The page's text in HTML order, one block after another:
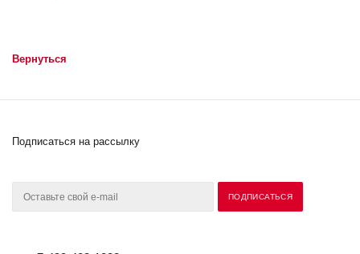
Вернуться
Подписаться на рассылку